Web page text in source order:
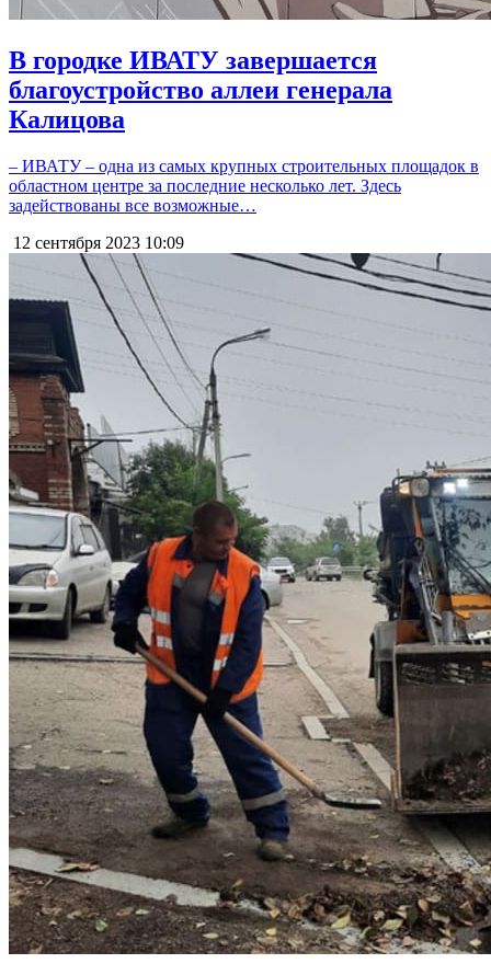
В городке ИВАТУ завершается
благоустройство аллеи генерала
Калицова
– ИВАТУ – одна из самых крупных строительных площадок в
областном центре за последние несколько лет. Здесь
задействованы все возможные…
12 сентября 2023 10:09